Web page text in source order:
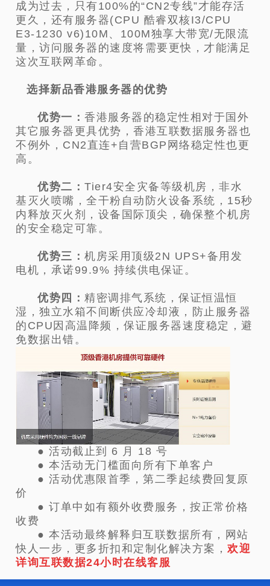
成为过去，只有100%的“CN2专线”才能存活
更久，还有服务器(CPU 酷睿双核I3/CPU
E3-1230 v6)10M、100M独享大带宽/无限流
量，访问服务器的速度将需要更快，才能满足
这次互联网革命。
选择新品香港服务器的优势
优势一：香港服务器的稳定性相对于国外
其它服务器更具优势，香港互联数据服务器也
不例外，CN2直连+自营BGP网络稳定性也更
高。
优势二：Tier4安全灾备等级机房，非水
基灭火喷嘴，全干粉自动防火设备系统，15秒
内释放灭火剂，设备国际顶尖，确保整个机房
的安全稳定可靠。
优势三：机房采用顶级2N UPS+备用发
电机，承诺99.9% 持续供电保证。
优势四：精密调排气系统，保证恒温恒
湿，独立水箱不间断供应冷却液，防止服务器
的CPU因高温降频，保证服务器速度稳定，避
免数据出错。
●活动截止到 6 月 18 号
● 本活动无门槛面向所有下单客户
● 活动优惠限首季，第二季起续费回复原
价
● 订单中如有额外收费服务，按正常价格
收费
● 本活动最终解释归互联数据所有，
网站
快人一步， 更多折扣和定制化解决方案，欢迎
详询互联数据24小时在线客服